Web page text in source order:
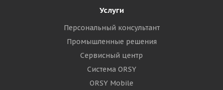
Услуги
Персональный консультант
Промышленные решения
Сервисный центр
Система ORSY
ORSY Mobile